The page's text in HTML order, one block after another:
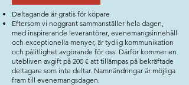
Deltagande är gratis för köpare
Eftersom vi noggrant sammanställer hela dagen,
med inspirerande leverantörer, evenemangsinnehåll
och exceptionella menyer, är tydlig kommunikation
och pålitlighet avgörande för oss. Därför kommer en
utebliven avgift på 200 € att tillämpas på bekräftade
deltagare som inte deltar. Namnändringar är möjliga
fram till evenemangsdagen.